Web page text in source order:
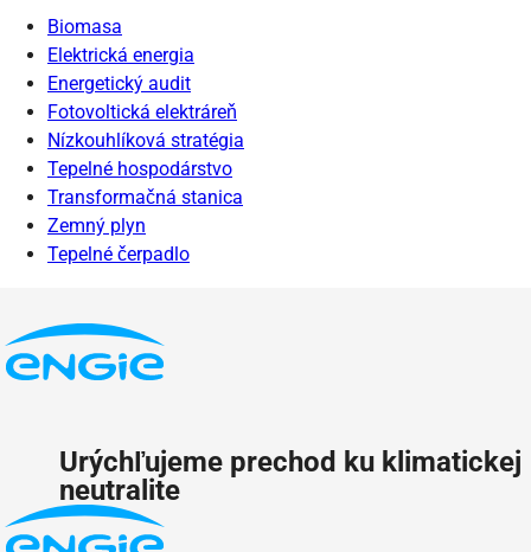
Biomasa
Elektrická energia
Energetický audit
Fotovoltická elektráreň
Nízkouhlíková stratégia
Tepelné hospodárstvo
Transformačná stanica
Zemný plyn
Tepelné čerpadlo
Urýchľujeme prechod ku klimatickej
neutralite